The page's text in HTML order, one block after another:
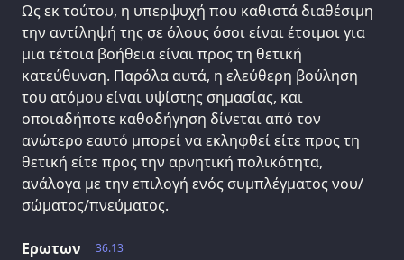
Ως εκ τούτου, η υπερψυχή που καθιστά διαθέσιμη
την αντίληψή της σε όλους όσοι είναι έτοιμοι για
μια τέτοια βοήθεια είναι προς τη θετική
κατεύθυνση. Παρόλα αυτά, η ελεύθερη βούληση
του ατόμου είναι υψίστης σημασίας, και
οποιαδήποτε καθοδήγηση δίνεται από τον
ανώτερο εαυτό μπορεί να εκληφθεί είτε προς τη
θετική είτε προς την αρνητική πολικότητα,
ανάλογα με την επιλογή ενός συμπλέγματος νου/
σώματος/πνεύματος.
36.13
Ερωτων